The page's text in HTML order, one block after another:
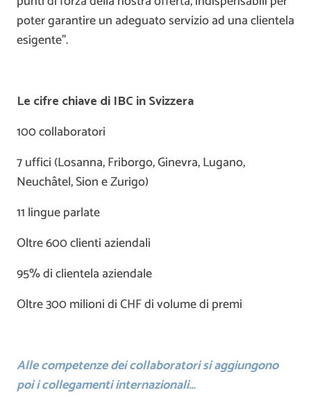
poter garantire un adeguato servizio ad una clientela
esigente”.
Le cifre chiave di IBC in Svizzera
100 collaboratori
7 uffici (Losanna, Friborgo, Ginevra, Lugano,
Neuchâtel, Sion e Zurigo)
11 lingue parlate
Oltre 600 clienti aziendali
95% di clientela aziendale
Oltre 300 milioni di CHF di volume di premi
Alle competenze dei collaboratori si aggiungono
poi i collegamenti internazionali…